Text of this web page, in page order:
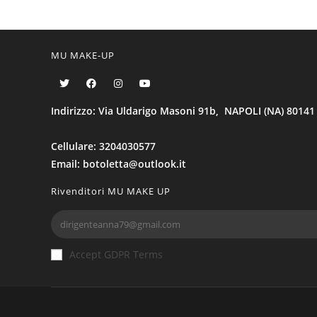
MU MAKE-UP
Indirizzo: Via Uldarigo Masoni 91b, NAPOLI (NA) 80141
Cellulare: 3204030577
Email: botoletta@outlook.it
Rivenditori MU MAKE UP
Accept GDPR Terms